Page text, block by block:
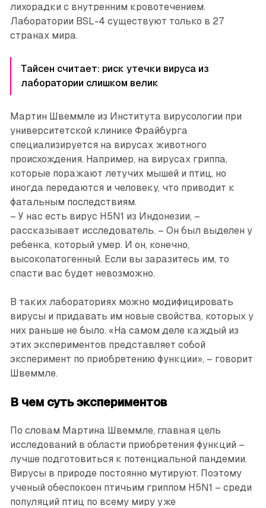
лихорадки с внутренним кровотечением.
Лаборатории BSL-4 существуют только в 27
странах мира.
Тайсен считает: риск утечки вируса из
лаборатории слишком велик
Мартин Швеммле из Института вирусологии при
университетской клинике Фрайбурга
специализируется на вирусах животного
происхождения. Например, на вирусах гриппа,
которые поражают летучих мышей и птиц, но
иногда передаются и человеку, что приводит к
фатальным последствиям.
– У нас есть вирус H5N1 из Индонезии, –
рассказывает исследователь. – Он был выделен у
ребенка, который умер. И он, конечно,
высокопатогенный. Если вы заразитесь им, то
спасти вас будет невозможно.
В таких лабораториях можно модифицировать
вирусы и придавать им новые свойства, которых у
них раньше не было. «На самом деле каждый из
этих экспериментов представляет собой
эксперимент по приобретению функции», – говорит
Швеммле.
В чем суть экспериментов
По словам Мартина Швеммле, главная цель
исследований в области приобретения функций –
лучше подготовиться к потенциальной пандемии.
Вирусы в природе постоянно мутируют. Поэтому
ученый обеспокоен птичьим гриппом H5N1 – среди
популяций птиц по всему миру уже